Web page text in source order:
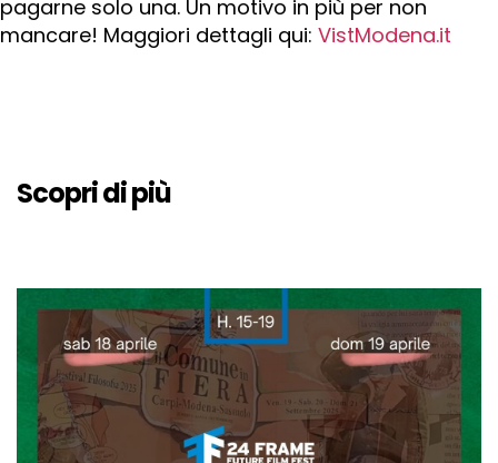
pagarne solo una. Un motivo in più per non
mancare! Maggiori dettagli qui: VistModena.it
Scopri di più